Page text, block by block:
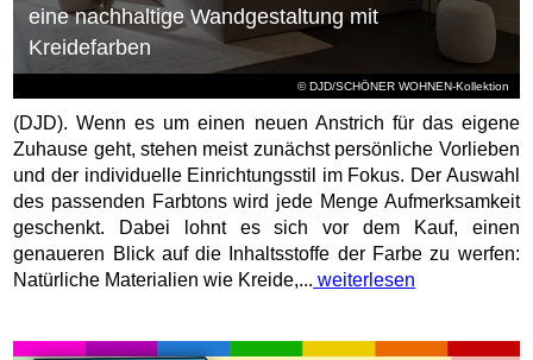
© DJD/SCHÖNER WOHNEN-Kollektion
eine nachhaltige Wandgestaltung mit
Kreidefarben
(DJD). Wenn es um einen neuen Anstrich für das eigene
Zuhause geht, stehen meist zunächst persönliche Vorlieben
und der individuelle Einrichtungsstil im Fokus. Der Auswahl
des passenden Farbtons wird jede Menge Aufmerksamkeit
geschenkt. Dabei lohnt es sich vor dem Kauf, einen
genaueren Blick auf die Inhaltsstoffe der Farbe zu werfen:
Natürliche Materialien wie Kreide,... weiterlesen